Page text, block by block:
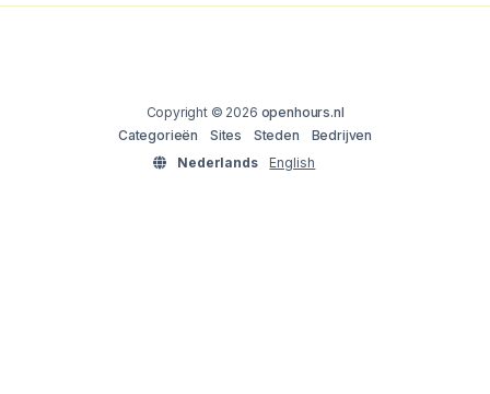
Copyright © 2026 openhours.nl
Categorieën
Sites Steden
Bedrijven
Nederlands
English